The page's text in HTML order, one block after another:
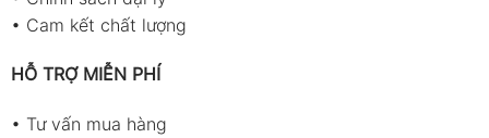
• Cam kết chất lượng
HỖ TRỢ MIỄN PHÍ
• Tư vấn mua hàng